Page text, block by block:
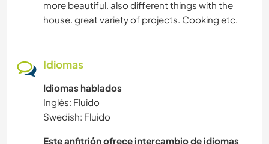
ARTES ESCÉNICAS
CARPINTERÍA
YOGA / BIENESTAR
NATURALEZA
more beautiful. also different things with the
house. great variety of projects. Cooking etc.
Idiomas
Idiomas hablados
Inglés: Fluido
Swedish: Fluido
Este anfitrión ofrece intercambio de idiomas